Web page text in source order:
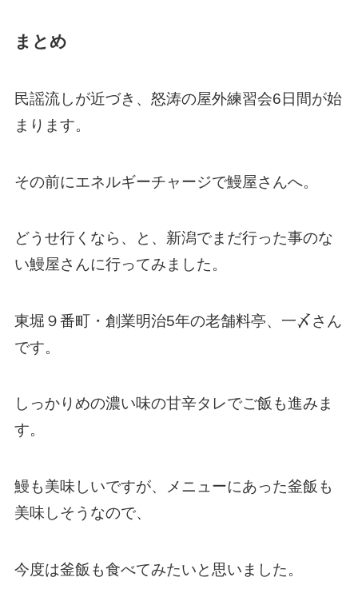
まとめ
民謡流しが近づき、怒涛の屋外練習会6日間が始
まります。
その前にエネルギーチャージで鰻屋さんへ。
どうせ行くなら、と、新潟でまだ行った事のな
い鰻屋さんに行ってみました。
東堀９番町・創業明治5年の老舗料亭、一〆さん
です。
しっかりめの濃い味の甘辛タレでご飯も進みま
す。
鰻も美味しいですが、メニューにあった釜飯も
美味しそうなので、
今度は釜飯も食べてみたいと思いました。